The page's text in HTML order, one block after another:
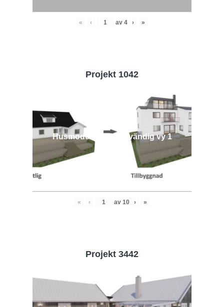
« ‹ av 4 › »
Projekt 1042
Husmodell 1042 - Utvändig vy 1
« ‹ av 10 › »
Projekt 3442